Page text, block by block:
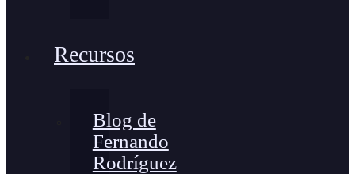
Recursos
Blog de
Fernando
Rodríguez